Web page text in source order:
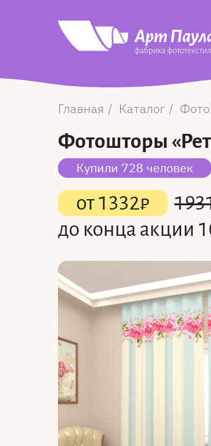
Главная Каталог
Фотошторы
Купили 728 человек
от1332₽
до конца акции